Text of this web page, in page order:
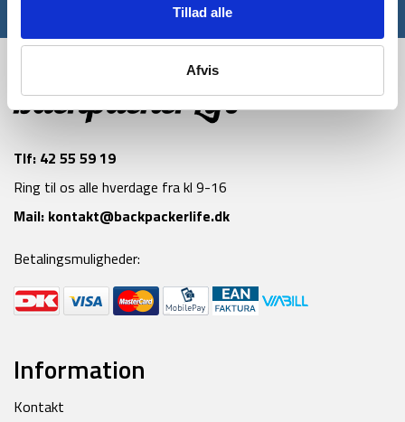
Tillad alle
Afvis
*Gælder ikke allerede nedsatte varer
Tlf: 42 55 59 19
Ring til os alle hverdage fra kl 9-16
Mail: kontakt@backpackerlife.dk
Betalingsmuligheder:
Information
Kontakt